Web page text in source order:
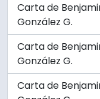
Carta de
González G.
Carta de
González G.
Carta de